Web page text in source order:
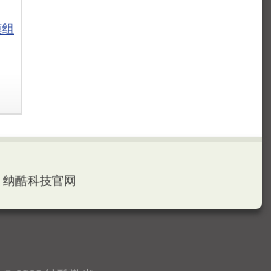
纳酷科技官网